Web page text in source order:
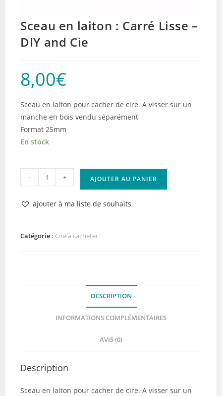
Sceau en laiton : Carré Lisse –
DIY and Cie
8,00€
Sceau en laiton pour cacher de cire. A visser sur un
manche en bois vendu séparément
Format 25mm
En stock
quantité
de
Sceau
:
- + AJOUTER AU PANIER
ajouter à ma liste de souhaits
Catégorie : Cire à cacheter
DESCRIPTION
INFORMATIONS COMPLÉMENTAIRES
AVIS (0)
Description
Sceau en laiton pour cacher de cire. A visser sur un